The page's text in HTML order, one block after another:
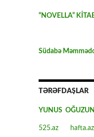
“NOVELLA”
Südabə
TƏRƏFDAŞLAR
YUNUS
525.az hafta.az